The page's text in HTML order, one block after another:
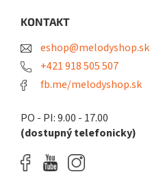
KONTAKT
eshop@melodyshop.sk
+421 918 505 507
fb.me/melodyshop.sk
PO - PI: 9.00 - 17.00
(dostupný telefonicky)